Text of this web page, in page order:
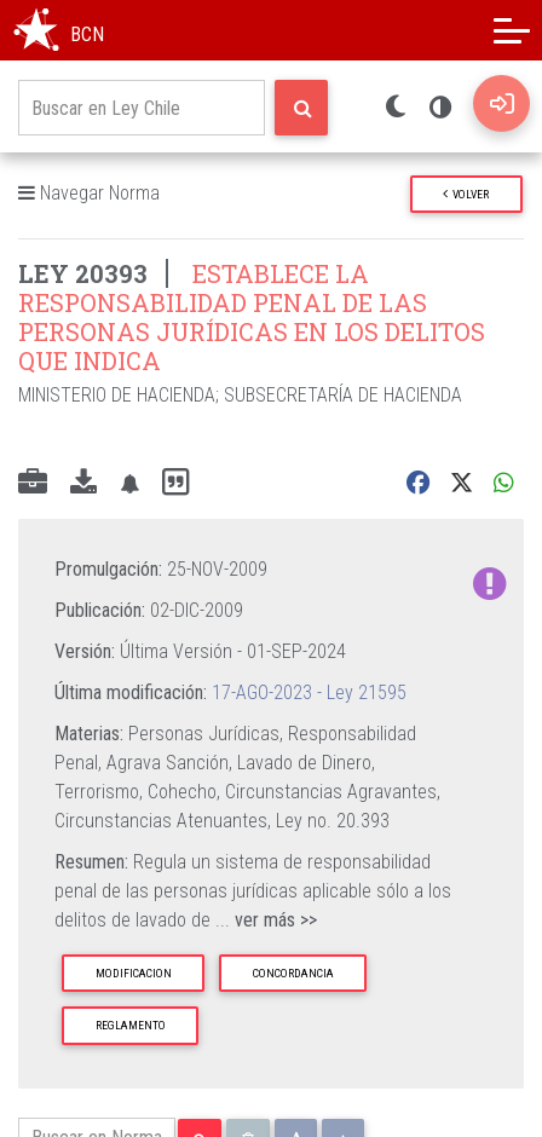
BCN
Navegar Norma VOLVER
LEY 20393
ESTABLECE LA
RESPONSABILIDAD PENAL DE LAS
PERSONAS JURÍDICAS EN LOS DELITOS
QUE INDICA
MINISTERIO DE HACIENDA; SUBSECRETARÍA DE HACIENDA
Promulgación: 25-NOV-2009
Publicación: 02-DIC-2009
Versión: Última Versión - 01-SEP-2024
Última modificación: 17-AGO-2023 - Ley 21595
Materias: Personas Jurídicas, Responsabilidad
Penal, Agrava Sanción, Lavado de Dinero,
Terrorismo, Cohecho, Circunstancias Agravantes,
Circunstancias Atenuantes, Ley no. 20.393
Resumen: Regula un sistema de responsabilidad
penal de las personas jurídicas aplicable sólo a los
delitos de lavado de ... ver más >>
MODIFICACION CONCORDANCIA
REGLAMENTO